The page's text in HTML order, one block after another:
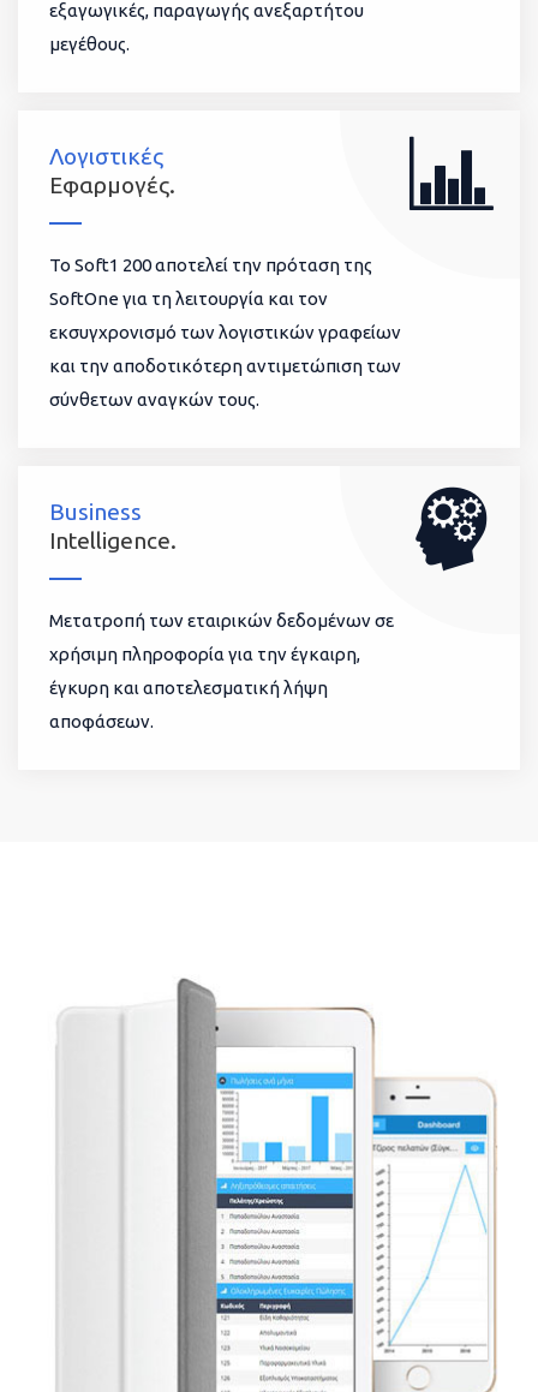
εξαγωγικές, παραγωγής ανεξαρτήτου
μεγέθους.
Λογιστικές
Εφαρμογές.
To Soft1 200 αποτελεί την πρόταση της
SoftOne για τη λειτουργία και τον
εκσυγχρονισμό των λογιστικών γραφείων
και την αποδοτικότερη αντιμετώπιση των
σύνθετων αναγκών τους.
Business
Intelligence.
Μετατροπή των εταιρικών δεδομένων σε
χρήσιμη πληροφορία για την έγκαιρη,
έγκυρη και αποτελεσματική λήψη
αποφάσεων.